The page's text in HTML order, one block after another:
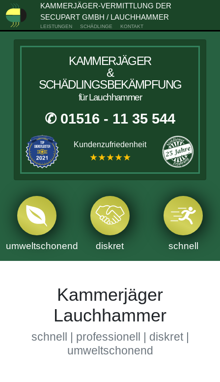
KAMMERJÄGER-VERMITTLUNG DER
SECUPART GMBH / LAUCHHAMMER
LEISTUNGEN SCHÄDLINGE KONTAKT
KAMMERJÄGER
&
SCHÄDLINGSBEKÄMPFUNG
für Lauchhammer
✆ 01516 - 11 35 544
Kundenzufriedenheit
★★★★★
umweltschonend diskret schnell
Kammerjäger
Lauchhammer
schnell | professionell | diskret |
umweltschonend